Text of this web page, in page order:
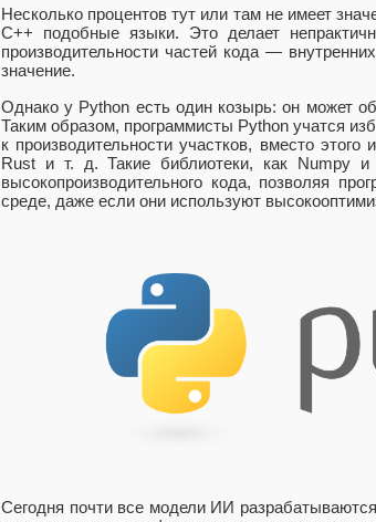
Несколько процентов тут или там не имеет
C++ подобные языки. Это делает
производительности частей кода —
значение.
Однако у Python есть один козырь: он может
Таким образом, программисты Python учатся
к производительности участков, вместо
Rust и т. д. Такие библиотеки, как Numpy
высокопроизводительного кода, позволяя
среде, даже если они используют
Сегодня почти все модели ИИ